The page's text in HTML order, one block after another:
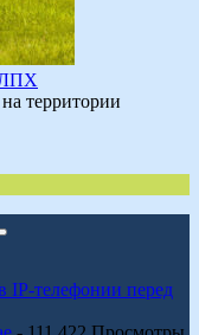
ЛПХ
территории
IP-телефонии перед